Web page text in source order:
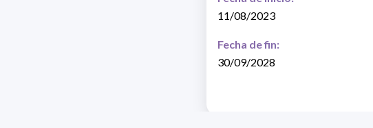
11/08/2023
Fecha de fin:
30/09/2028